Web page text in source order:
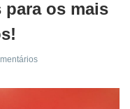
para os mais